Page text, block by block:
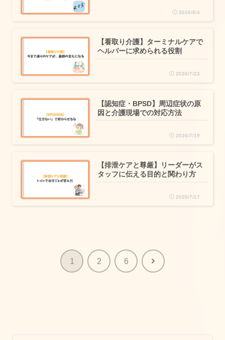
2026/8/4
【看取り介護】ターミナルケアで
ヘルパーに求められる役割
2026/7/23
【認知症・BPSD】周辺症状の原
因と介護現場での対応方法
2026/7/19
【排泄ケアと尊厳】リーダーがス
タッフに伝える目的と関わり方
2026/7/17
1 2 6 次